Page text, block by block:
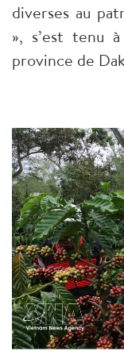
diverses au
», s’est tenu
province de